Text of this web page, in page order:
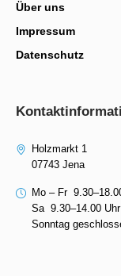
Über uns
Impressum
Datenschutz
Holzmarkt 1
07743 Jena
Mo – Fr
Sa 9.30–14.00 Uhr
Sonntag